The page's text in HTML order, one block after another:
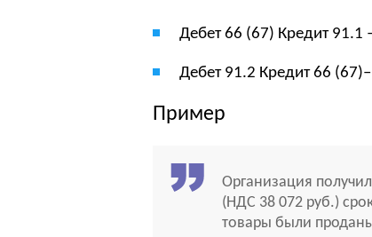
Дебет 66 (67) Кредит 91.1
Дебет 91.2 Кредит 66
Пример
Организация
(НДС 38 072 руб.)
товары были